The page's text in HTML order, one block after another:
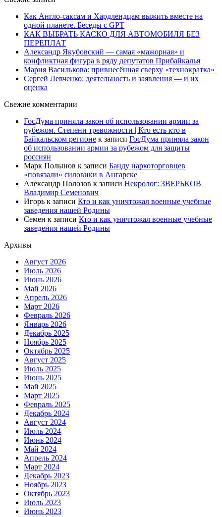
Как Англо-саксам и Хардлендцам выжить вместе на
одной планете. Беседы с GPT
КАК ВЫБРАТЬ КАСКО ДЛЯ АВТОМОБИЛЯ БЕЗ
ПЕРЕПЛАТ
Александр Якубовский — самая «мажорная» и
конфликтная фигура в ряду депутатов Прибайкалья
Мария Василькова: привнесённая сверху «технократка»
Сергей Левченко: деятельность и заявления — и их
оценка
Свежие комментарии
ГосДума приняла закон об использовании армии за
рубежом. Степени тревожности | Кто есть кто в
Байкальском регионе к записи ГосДума приняла закон
об использовании армии за рубежом для защиты
россиян
Марк Полынов к записи Банду наркоторговцев
«повязали» силовики в Ангарске
Александр Полозов к записи Некролог: ЗВЕРЬКОВ
Владимир Семенович
Игорь к записи Кто и как уничтожал военные учебные
заведения нашей Родины
Семен к записи Кто и как уничтожал военные учебные
заведения нашей Родины
Архивы
Август 2026
Июль 2026
Июнь 2026
Май 2026
Апрель 2026
Март 2026
Февраль 2026
Январь 2026
Декабрь 2025
Ноябрь 2025
Октябрь 2025
Август 2025
Июль 2025
Июнь 2025
Май 2025
Март 2025
Февраль 2025
Декабрь 2024
Август 2024
Июль 2024
Июнь 2024
Май 2024
Апрель 2024
Март 2024
Декабрь 2023
Ноябрь 2023
Октябрь 2023
Июль 2023
Июнь 2023